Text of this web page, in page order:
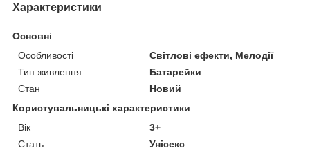
Характеристики
Основні
Особливості
Світлові ефекти, Мелодії
Тип живлення
Батарейки
Стан
Новий
Користувальницькі характеристики
Вік
3+
Стать
Унісекс